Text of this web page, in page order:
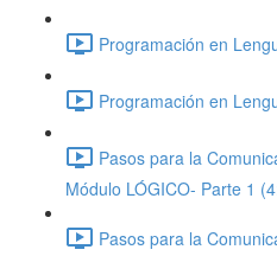
Programación en
Programación en
Pasos para la
Módulo LÓGICO- Parte 1
Pasos para la